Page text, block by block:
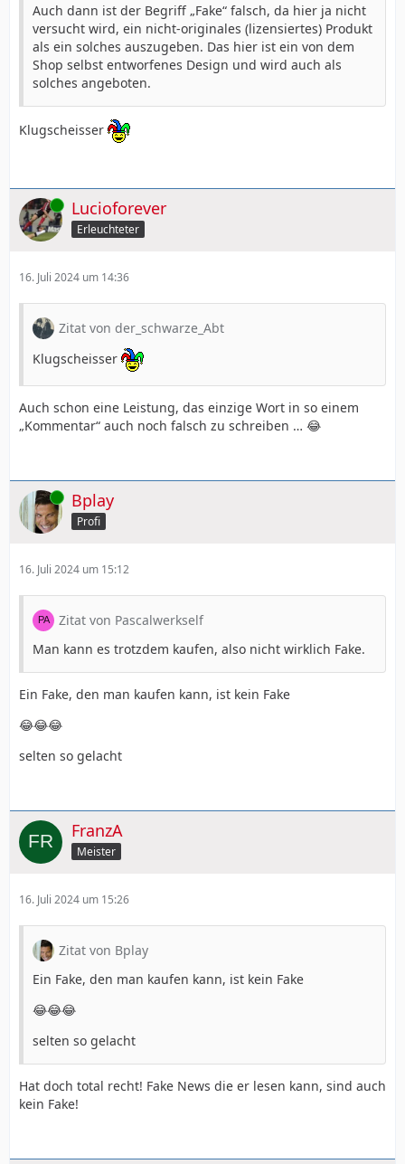
Auch dann ist der Begriff „Fake“ falsch, da hier ja nicht
versucht wird, ein nicht-originales (lizensiertes) Produkt
als ein solches auszugeben. Das hier ist ein von dem
Shop selbst entworfenes Design und wird auch als
solches angeboten.
Klugscheisser
Online Lucioforever
Erleuchteter
16. Juli 2024 um 14:36
Zitat von der_schwarze_Abt
Klugscheisser
Auch schon eine Leistung, das einzige Wort in so einem
„Kommentar“ auch noch falsch zu schreiben … 😂
Online Bplay
Profi
16. Juli 2024 um 15:12
Zitat von Pascalwerkself
Man kann es trotzdem kaufen, also nicht wirklich Fake.
Ein Fake, den man kaufen kann, ist kein Fake
😂😂😂
selten so gelacht
FranzA
Meister
16. Juli 2024 um 15:26
Zitat von Bplay
Ein Fake, den man kaufen kann, ist kein Fake
😂😂😂
selten so gelacht
Hat doch total recht! Fake News die er lesen kann, sind auch
kein Fake!